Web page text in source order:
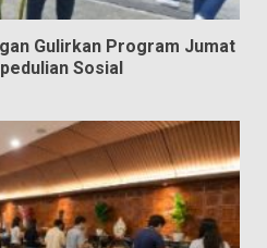
Gulirkan Program Jumat
Sosial